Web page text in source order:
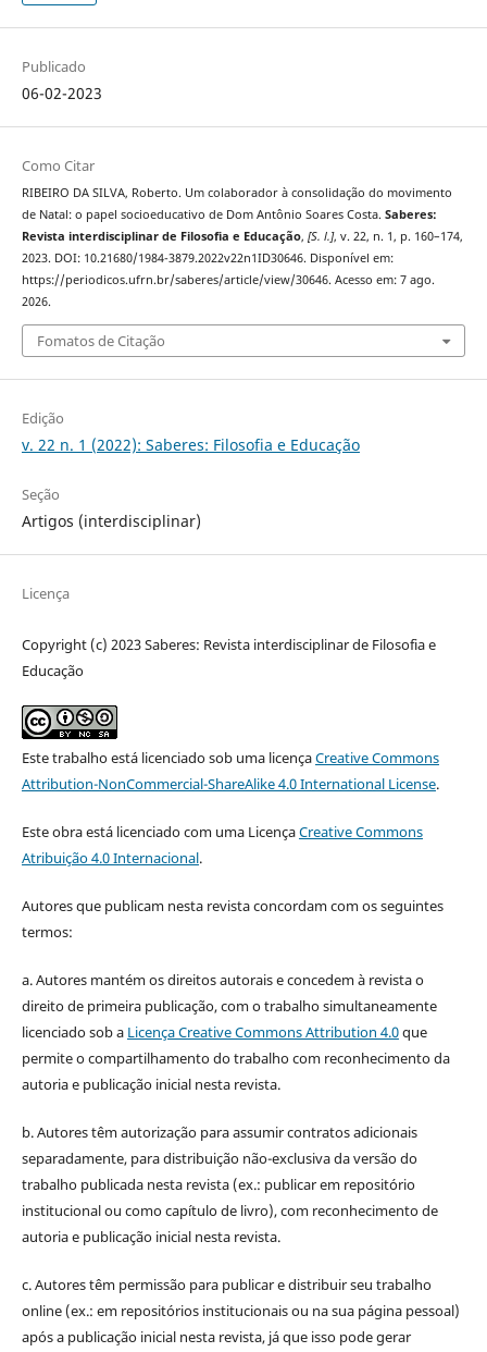
Publicado
06-02-2023
Como Citar
RIBEIRO DA SILVA, Roberto. Um colaborador à consolidação do movimento
de Natal: o papel socioeducativo de Dom Antônio Soares Costa. Saberes:
Revista interdisciplinar de Filosofia e Educação, [S. l.], v. 22, n. 1, p. 160–174,
2023. DOI: 10.21680/1984-3879.2022v22n1ID30646. Disponível em:
https://periodicos.ufrn.br/saberes/article/view/30646. Acesso em: 7 ago.
2026.
Fomatos de Citação
Edição
v. 22 n. 1 (2022): Saberes: Filosofia e Educação
Seção
Artigos (interdisciplinar)
Licença
Copyright (c) 2023 Saberes: Revista interdisciplinar de Filosofia e
Educação
Este trabalho está licenciado sob uma licençaCreative Commons
Attribution-NonCommercial-ShareAlike 4.0 International License.
Este obra está licenciado com uma LicençaCreative Commons
Atribuição 4.0 Internacional.
Autores que publicam nesta revista concordam com os seguintes
termos:
a. Autores mantém os direitos autorais e concedem à revista o
direito de primeira publicação, com o trabalho simultaneamente
licenciado sob a Licença Creative Commons Attribution 4.0que
permite o compartilhamento do trabalho com reconhecimento da
autoria e publicação inicial nesta revista.
b. Autores têm autorização para assumir contratos adicionais
separadamente, para distribuição não-exclusiva da versão do
trabalho publicada nesta revista (ex.: publicar em repositório
institucional ou como capítulo de livro), com reconhecimento de
autoria e publicação inicial nesta revista.
c. Autores têm permissão para publicar e distribuir seu trabalho
online (ex.: em repositórios institucionais ou na sua página pessoal)
após a publicação inicial nesta revista, já que isso pode gerar